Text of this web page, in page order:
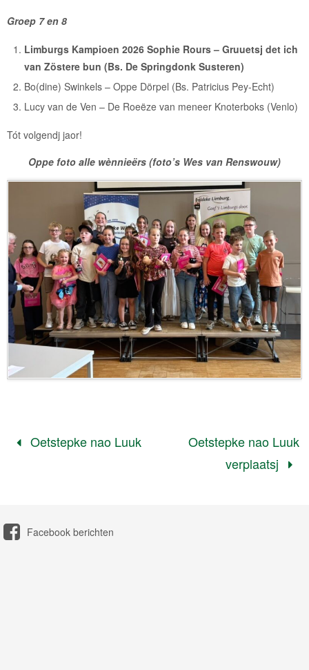
Groep 7 en 8
Limburgs Kampioen 2026 Sophie Rours – Gruuetsj det ich
van Zöstere bun (Bs. De Springdonk Susteren)
Bo(dine) Swinkels – Oppe Dörpel (Bs. Patricius Pey-Echt)
Lucy van de Ven – De Roeëze van meneer Knoterboks (Venlo)
Tót volgendj jaor!
Oppe foto alle wènnieërs (foto’s Wes van Renswouw)
Oetstepke nao Luuk
Oetstepke nao Luuk
verplaatsj
Facebook berichten